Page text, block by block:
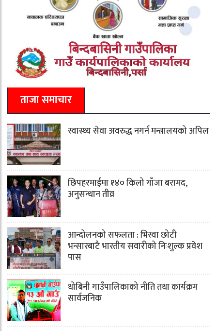
ताजा समाचार
स्वास्थ्य सेवा अवरुद्ध नगर्न मन्त्रालयको अपिल
छिपहरमाईमा १४० किलो गाँजा बरामद,
अनुसन्धान तीव्र
आन्दोलनको सफलता : भिस्वा छोटी
भन्सारबाटै भारतीय सवारीको निःशुल्क प्रवेश
पास
धोबिनी गाउँपालिकाको नीति तथा कार्यक्रम
सार्वजनिक